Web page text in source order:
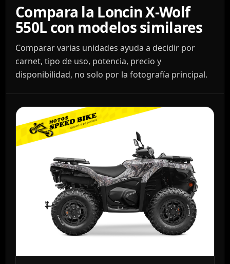
Compara la Loncin X-Wolf
550L con modelos similares
Comparar varias unidades ayuda a decidir por
carnet, tipo de uso, potencia, precio y
disponibilidad, no solo por la fotografía principal.